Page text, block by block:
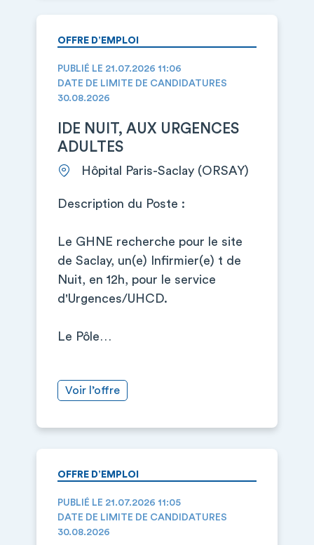
OFFRE D’EMPLOI
PUBLIÉ LE 21.07.2026 11:06
DATE DE LIMITE DE CANDIDATURES
30.08.2026
IDE NUIT, AUX URGENCES
ADULTES
Hôpital Paris-Saclay (ORSAY)
Description du Poste :
Le GHNE recherche pour le site
de Saclay, un(e) Infirmier(e) t de
Nuit, en 12h, pour le service
d'Urgences/UHCD.
Le Pôle…
Voir l’offre
OFFRE D’EMPLOI
PUBLIÉ LE 21.07.2026 11:05
DATE DE LIMITE DE CANDIDATURES
30.08.2026